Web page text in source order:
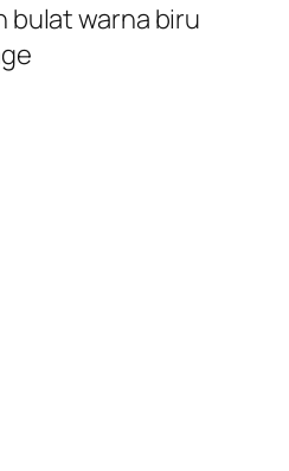
bulat warna biru